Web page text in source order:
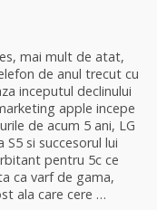
mai mult de atat,
de anul trecut cu
inceputul declinului
apple incepe
de acum 5 ani, LG
S5 si succesorul lui
pentru 5c ce
ca varf de gama,
ala care cere …